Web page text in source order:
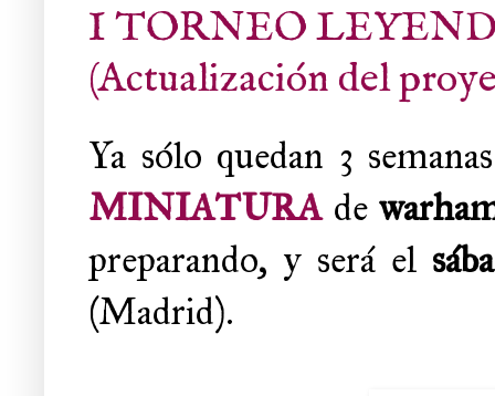
I TORNEO
(Actualización del
Ya sólo quedan 3
MINIATURAde
preparando, y será el
(Madrid).